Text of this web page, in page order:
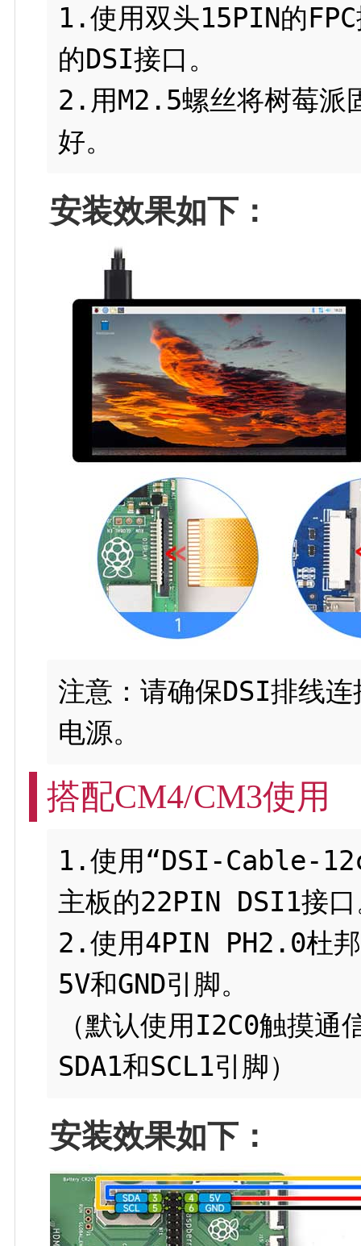
1.使用双头15PIN的
的DSI接口。
2.用M2.5螺丝将树莓派
安装效果如下：
注意：请确保DSI排线
搭配CM4/CM3使用
1.使用“DSI-Cable-
主板的22PIN DSI1接
2.使用4PIN PH2.0杜邦
5V和GND引脚。
（默认使用I2C0触摸
安装效果如下：